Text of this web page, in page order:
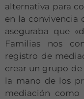
alternativa para
en la convivencia
aseguraba que
Familias nos
registro de
crear un grupo
la mano de los
mediación como